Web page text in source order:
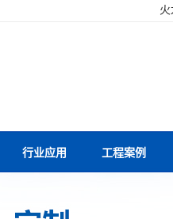
行业应用 工程案例